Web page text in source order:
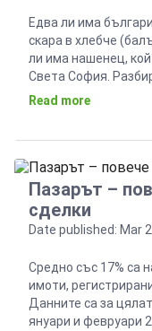
Едва ли има
скара в хлебче
ли има нашенец,
Света София.
не се е потопил в
Read more
Пазарът –
сделки
Date published: Mar
Средно със 17% са
имоти,
Данните са за
януари и февруари